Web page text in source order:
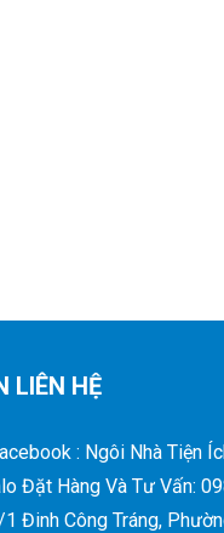
LIÊN HỆ
: Ngôi Nhà Tiện
Đặt Hàng Và Tư Vấn:
Đinh Công Tráng,